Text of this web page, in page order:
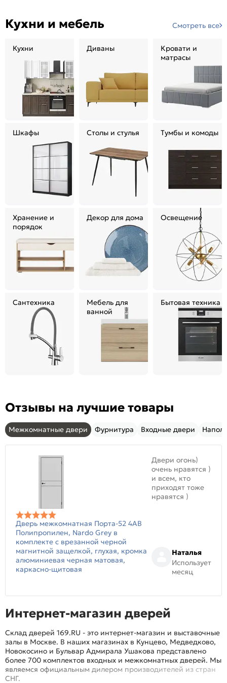
Кухни и мебель Смотреть все
Кухни Диваны
Кровати и
матрасы
Шкафы Столы и стулья Тумбы и комоды
Хранение и
порядок
Декор для дома Освещение
Сантехника
Мебель для
ванной
Бытовая техника
Отзывы на лучшие товары
Межкомнатные двери Фурнитура Входные двери
Дверь межкомнатная Порта-52 4AB
Полипропилен, Nardo Grey в
комплекте с врезанной черной
магнитной защелкой, глухая, кромка
алюминиевая черная матовая,
каркасно-щитовая
Двери огонь)
очень нравятся )
и всем, кто
приходят тоже
нравятся )
Наталья
Использует
месяц
Интернет-магазин дверей
Склад дверей 169.RU - это интернет-магазин и выставочные
залы в Москве. В наших магазинах в Кунцево, Медведково,
Новокосино и Бульвар Адмирала Ушакова представлено
более 700 комплектов входных и межкомнатных дверей. Мы
являемся официальным дилером производителей из стран
СНГ.